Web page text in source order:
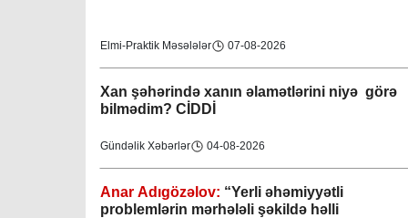
Elmi-Praktik Məsələlər 07-08-2026
Xan şəhərində xanın əlamətlərini niyə görə
bilmədim? CİDDİ
Gündəlik Xəbərlər 04-08-2026
Anar Adıgözəlov: “Yerli əhəmiyyətli
problemlərin mərhələli şəkildə həlli